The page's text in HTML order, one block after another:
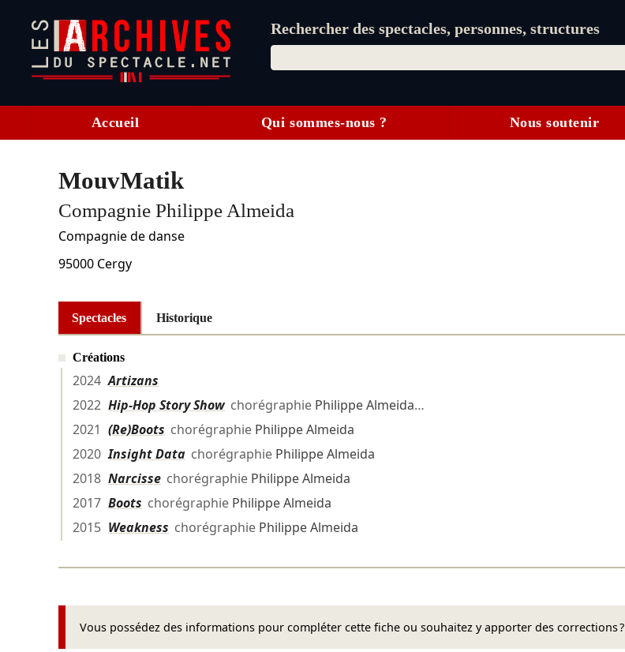
Rechercher des spectacles, personnes, structures
Accueil Qui sommes-nous ? Nous soutenir
MouvMatik
Compagnie Philippe Almeida
Compagnie de danse
95000 Cergy
Spectacles Historique
Créations
2024 Artizans
2022 Hip-Hop Story Showchorégraphie Philippe Almeida…
2021 (Re)Boots chorégraphie Philippe Almeida
2020 Insight Data chorégraphie Philippe Almeida
2018 Narcisse chorégraphie Philippe Almeida
2017 Boots chorégraphie Philippe Almeida
2015 Weakness chorégraphie Philippe Almeida
Vous possédez des informations pour compléter cette fiche ou souhaitez y apporter des corrections ?